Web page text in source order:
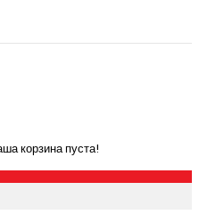
корзина пуста!